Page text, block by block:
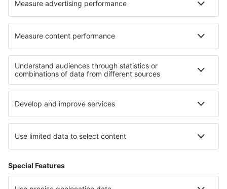
Cazare în Tabua Cazare în Highland Mills
Cazare în Nideggen
Cele mai bune locuri de cazare - regiuni
Cazare in Makarska Cazare în Maui
Cazare in Blagoevgrad Cazare în Sierra Nevada